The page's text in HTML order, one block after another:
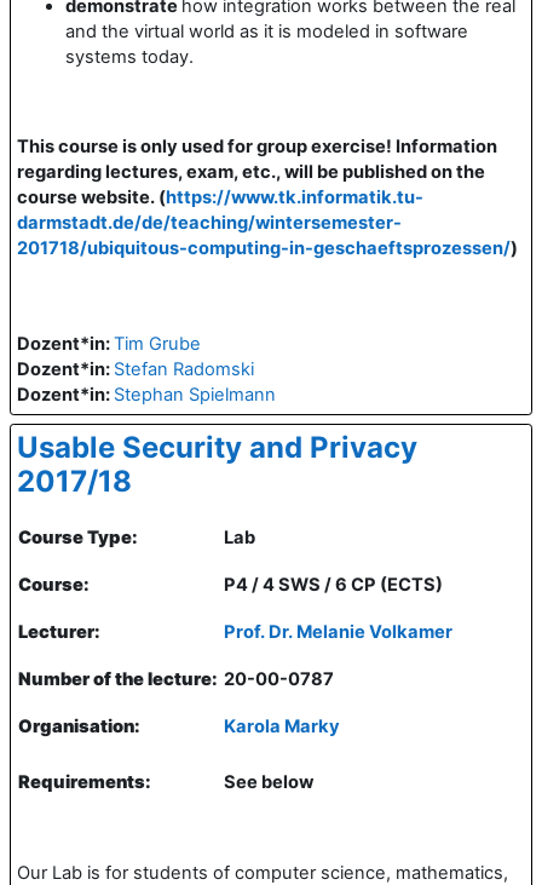
demonstrate how integration works between the real
and the virtual world as it is modeled in software
systems today.
This course is only used for group exercise! Information
regarding lectures, exam, etc., will be published on the
course website. (https://www.tk.informatik.tu-
darmstadt.de/de/teaching/wintersemester-
201718/ubiquitous-computing-in-geschaeftsprozessen/)
Dozent*in:Tim Grube
Dozent*in: Stefan Radomski
Dozent*in: Stephan Spielmann
Usable Security and Privacy
2017/18
Course Type: Lab
Course: P4 / 4 SWS / 6 CP (ECTS)
Lecturer: Prof. Dr. Melanie Volkamer
Number of the lecture: 20-00-0787
Organisation: Karola Marky
Requirements: See below
Our Lab is for students of computer science, mathematics,